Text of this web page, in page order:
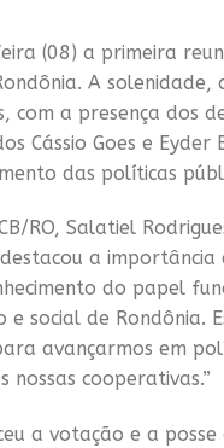
(08) a primeira
A
com a presença dos
Cássio Goes e Eyder
das políticas
RO, Salatiel
a
do papel
e social de
avançarmos em
nossas cooperativas.”
a votação e a